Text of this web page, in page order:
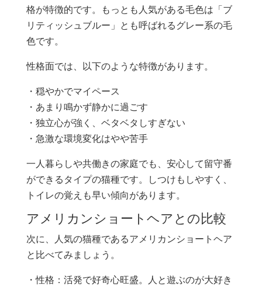
格が特徴的です。もっとも人気がある毛色は「ブ
リティッシュブルー」とも呼ばれるグレー系の毛
色です。
性格面では、以下のような特徴があります。
・穏やかでマイペース
・あまり鳴かず静かに過ごす
・独立心が強く、ベタベタしすぎない
・急激な環境変化はやや苦手
一人暮らしや共働きの家庭でも、安心して留守番
ができるタイプの猫種です。しつけもしやすく、
トイレの覚えも早い傾向があります。
アメリカンショートヘアとの比較
次に、人気の猫種であるアメリカンショートヘア
と比べてみましょう。
・性格：活発で好奇心旺盛。人と遊ぶのが大好き